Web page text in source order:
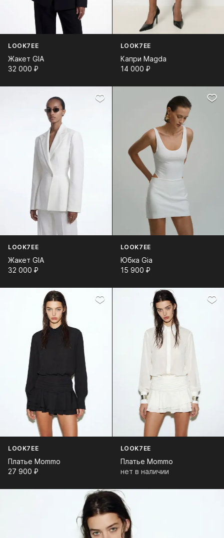
LOOK7EE
Жакет GIA
32 000⁠ ⁠₽
LOOK7EE
Капри Magda
14 000⁠ ⁠₽
LOOK7EE
Жакет GIA
32 000⁠ ⁠₽
LOOK7EE
Юбка Gia
15 900⁠ ⁠₽
LOOK7EE
Платье Mommo
27 900⁠ ⁠₽
LOOK7EE
Платье Mommo
нет в наличии